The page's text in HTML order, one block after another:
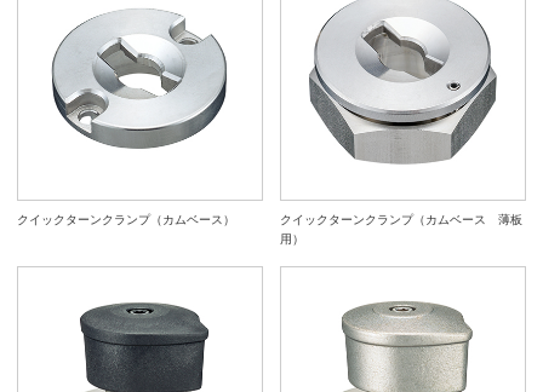
クイックターンクランプ（カムベース）
クイックターンクランプ（カムベース 薄板
用）